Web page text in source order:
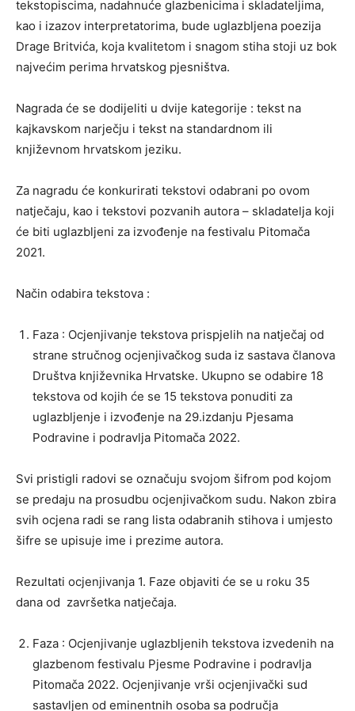
tekstopiscima, nadahnuće glazbenicima i skladateljima,
kao i izazov interpretatorima, bude uglazbljena poezija
Drage Britvića, koja kvalitetom i snagom stiha stoji uz bok
najvećim perima hrvatskog pjesništva.
Nagrada će se dodijeliti u dvije kategorije : tekst na
kajkavskom narječju i tekst na standardnom ili
književnom hrvatskom jeziku.
Za nagradu će konkurirati tekstovi odabrani po ovom
natječaju, kao i tekstovi pozvanih autora – skladatelja koji
će biti uglazbljeni za izvođenje na festivalu Pitomača
2021.
Način odabira tekstova :
Faza : Ocjenjivanje tekstova prispjelih na natječaj od
strane stručnog ocjenjivačkog suda iz sastava članova
Društva književnika Hrvatske. Ukupno se odabire 18
tekstova od kojih će se 15 tekstova ponuditi za
uglazbljenje i izvođenje na 29.izdanju Pjesama
Podravine i podravlja Pitomača 2022.
Svi pristigli radovi se označuju svojom šifrom pod kojom
se predaju na prosudbu ocjenjivačkom sudu. Nakon zbira
svih ocjena radi se rang lista odabranih stihova i umjesto
šifre se upisuje ime i prezime autora.
Rezultati ocjenjivanja 1. Faze objaviti će se u roku 35
dana od završetka natječaja.
Faza : Ocjenjivanje uglazbljenih tekstova izvedenih na
glazbenom festivalu Pjesme Podravine i podravlja
Pitomača 2022. Ocjenjivanje vrši ocjenjivački sud
sastavljen od eminentnih osoba sa područja